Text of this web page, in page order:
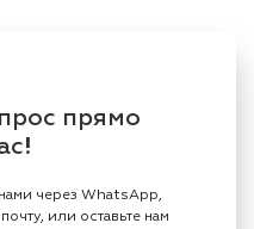
прямо
через WhatsApp,
или оставьте нам